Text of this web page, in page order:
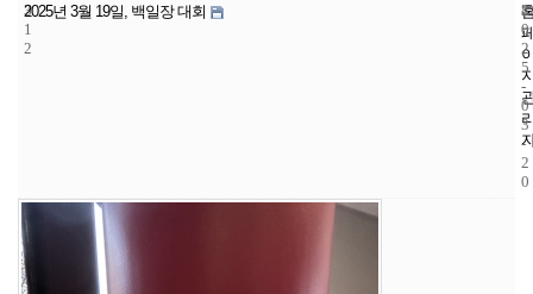
3
1
2
2025년 3월 19일, 백일장 대회 8
2
0
2
5
-
0
3
-
2
0